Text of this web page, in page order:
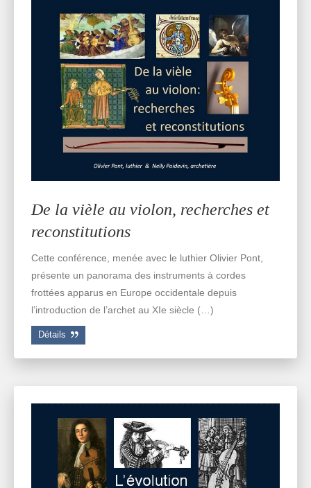
De la vièle au violon, recherches et
reconstitutions
Cette conférence, menée avec le luthier Olivier Pont,
présente un panorama des instruments à cordes
frottées apparus en Europe occidentale depuis
l’introduction de l’archet au XIe siècle (…)
Détails